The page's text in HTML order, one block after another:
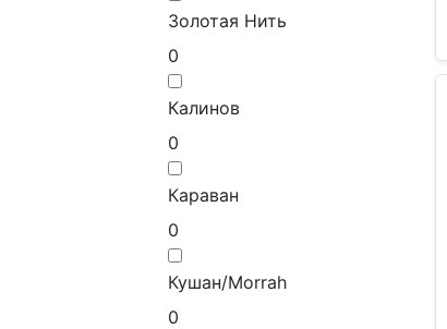
Золотая Нить
0
Калинов
0
Караван
0
Кушан/Morrah
0